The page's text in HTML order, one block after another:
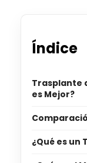
Índice
Trasplante
es Mejor?
¿Qué es un